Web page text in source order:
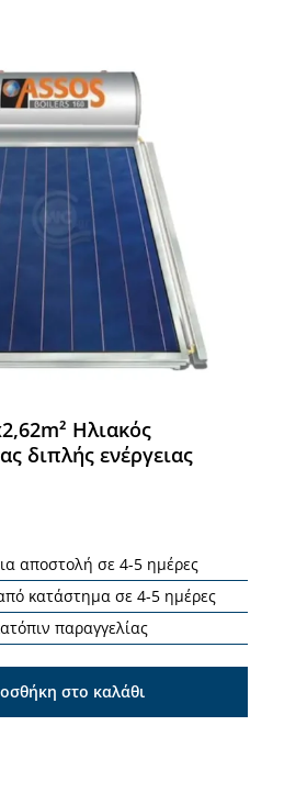
Ηλιακός
διπλής ενέργειας
αποστολή σε 4-5 ημέρες
κατάστημα σε 4-5 ημέρες
παραγγελίας
στο καλάθι